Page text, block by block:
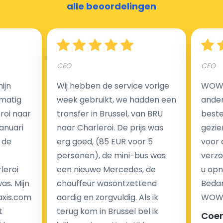
luchthaventaxi's is een vast tarief voor uw rit. In
tegenstelling tot traditionele taxi's met taxameter
brengen wij u geen extra kosten in rekening voor de
nachtrit.
We hebben geen ophaaltarief of extra kosten voor
wachttijd als uw vlucht vertraging heeft.
Kijk op onze website voor meer informatie over uw
transferkosten. Ons boekingsformulier bevat alle
mogelijke extra's die u kunt kiezen en de prijs die u
krijgt is transparant voor een passagier en een
alle beoordelingen
naar
Mijn
CEO
Wij hebben de service vorige
week gebruikt, we hadden een
transfer in Brussel, van BRU
naar Charleroi. De prijs was
erg goed, (85 EUR voor 5
personen), de mini-bus was
een nieuwe Mercedes, de
chauffeur wasontzettend
aardig en zorgvuldig. Als ik
terug kom in Brussel bel ik
CEO
voor
u